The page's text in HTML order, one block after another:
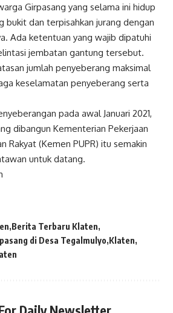
Girpasang yang selama ini hidup
bukit dan terpisahkan jurang dengan
Ada ketentuan yang wajib dipatuhi
jembatan gantung tersebut.
jumlah penyeberang maksimal
keselamatan penyeberang serta
pada awal Januari 2021,
dibangun Kementerian Pekerjaan
Rakyat (Kemen PUPR) itu semakin
untuk datang.
Berita Terbaru Klaten
di Desa Tegalmulyo Klaten